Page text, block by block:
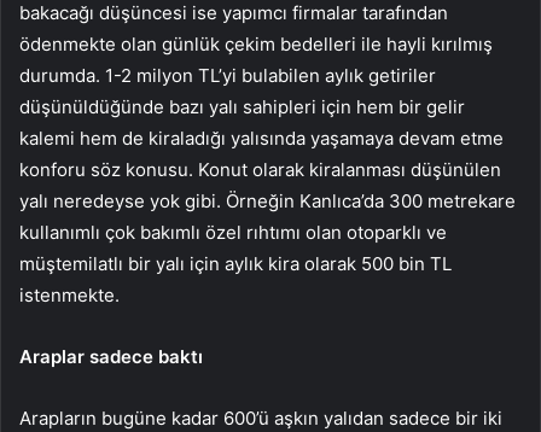
bakacağı düşüncesi ise yapımcı firmalar tarafından
ödenmekte olan günlük çekim bedelleri ile hayli kırılmış
durumda. 1-2 milyon TL’yi bulabilen aylık getiriler
düşünüldüğünde bazı yalı sahipleri için hem bir gelir
kalemi hem de kiraladığı yalısında yaşamaya devam etme
konforu söz konusu. Konut olarak kiralanması düşünülen
yalı neredeyse yok gibi. Örneğin Kanlıca’da 300 metrekare
kullanımlı çok bakımlı özel rıhtımı olan otoparklı ve
müştemilatlı bir yalı için aylık kira olarak 500 bin TL
istenmekte.
Araplar sadece baktı
Arapların bugüne kadar 600’ü aşkın yalıdan sadece bir iki